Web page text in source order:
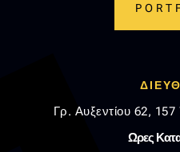
Γρ. Αυξεντίου 62,
Ωρες